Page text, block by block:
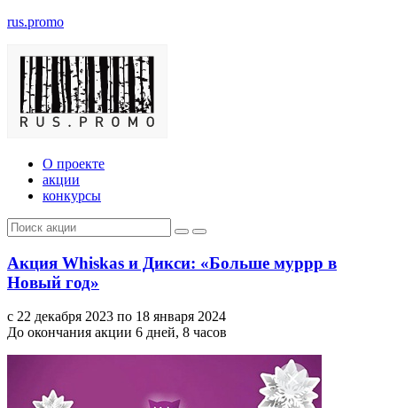
rus.promo
О проекте
акции
конкурсы
Акция Whiskas и Дикси: «Больше муррр в
Новый год»
с 22 декабря 2023 по 18 января 2024
До окончания акции 6 дней, 8 часов